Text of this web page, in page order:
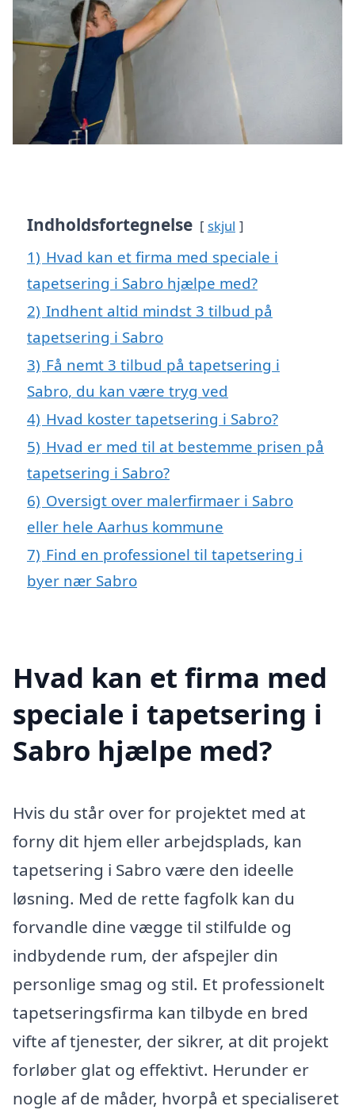
Indholdsfortegnelse skjul
1) Hvad kan et firma med speciale i
tapetsering i Sabro hjælpe med?
2) Indhent altid mindst 3 tilbud på
tapetsering i Sabro
3) Få nemt 3 tilbud på tapetsering i
Sabro, du kan være tryg ved
4) Hvad koster tapetsering i Sabro?
5) Hvad er med til at bestemme prisen på
tapetsering i Sabro?
6) Oversigt over malerfirmaer i Sabro
eller hele Aarhus kommune
7) Find en professionel til tapetsering i
byer nær Sabro
Hvad kan et firma med
speciale i tapetsering i
Sabro hjælpe med?
Hvis du står over for projektet med at
forny dit hjem eller arbejdsplads, kan
tapetsering i Sabro være den ideelle
løsning. Med de rette fagfolk kan du
forvandle dine vægge til stilfulde og
indbydende rum, der afspejler din
personlige smag og stil. Et professionelt
tapetseringsfirma kan tilbyde en bred
vifte af tjenester, der sikrer, at dit projekt
forløber glat og effektivt. Herunder er
nogle af de måder, hvorpå et specialiseret